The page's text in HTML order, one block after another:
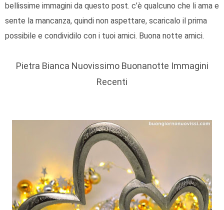
bellissime immagini da questo post. c’è qualcuno che li ama e
sente la mancanza, quindi non aspettare, scaricalo il prima
possibile e condividilo con i tuoi amici. Buona notte amici.
Pietra Bianca Nuovissimo Buonanotte Immagini
Recenti